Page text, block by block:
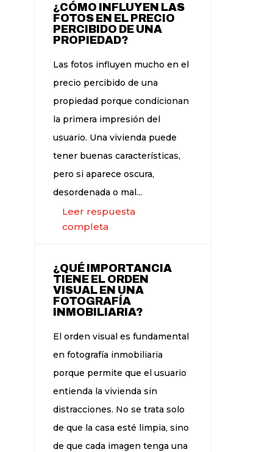
¿CÓMO INFLUYEN LAS
FOTOS EN EL PRECIO
PERCIBIDO DE UNA
PROPIEDAD?
Las fotos influyen mucho en el
precio percibido de una
propiedad porque condicionan
la primera impresión del
usuario. Una vivienda puede
tener buenas características,
pero si aparece oscura,
desordenada o mal...
Leer respuesta
completa
¿QUÉ IMPORTANCIA
TIENE EL ORDEN
VISUAL EN UNA
FOTOGRAFÍA
INMOBILIARIA?
El orden visual es fundamental
en fotografía inmobiliaria
porque permite que el usuario
entienda la vivienda sin
distracciones. No se trata solo
de que la casa esté limpia, sino
de que cada imagen tenga una